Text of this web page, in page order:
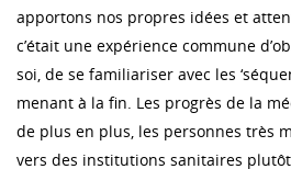
apportons nos propres idées et
c’était une expérience commune
soi, de se familiariser avec les
menant à la fin. Les progrès de la
de plus en plus, les personnes très
vers des institutions sanitaires